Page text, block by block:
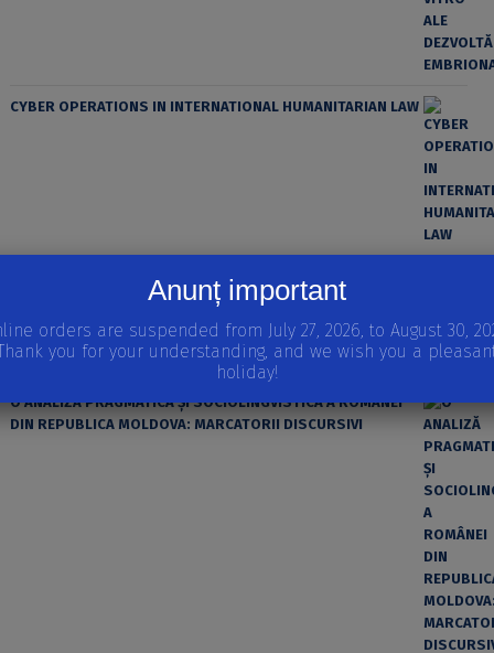
CYBER OPERATIONS IN INTERNATIONAL HUMANITARIAN LAW
ȘTIINȚA MODERNĂ ȘI MATERIALISMUL
O ANALIZĂ PRAGMATICĂ ȘI SOCIOLINGVISTICĂ A ROMÂNEI
DIN REPUBLICA MOLDOVA: MARCATORII DISCURSIVI
Anunț important
orders are suspended from July 27, 2026, to August 30,
you for your understanding, and we wish you a
holiday!